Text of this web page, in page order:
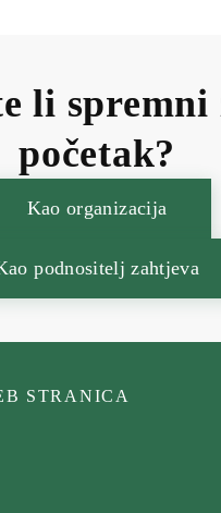
li spremni
početak?
Kao organizacija
podnositelj zahtjeva
STRANICA